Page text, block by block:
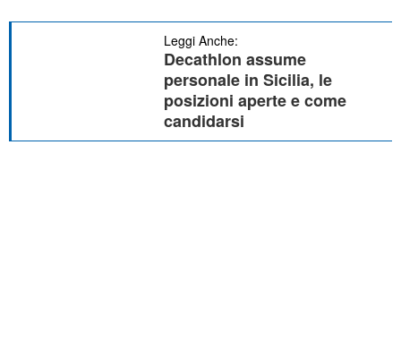
Leggi Anche:
Decathlon assume
personale in Sicilia, le
posizioni aperte e come
candidarsi